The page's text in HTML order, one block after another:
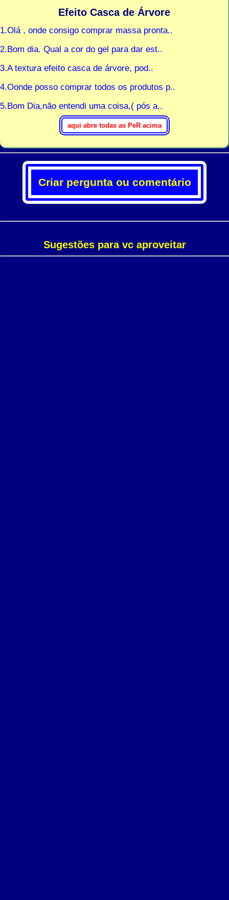
Efeito Casca de Árvore
1.Olá , onde consigo comprar massa pronta..
2.Bom dia. Qual a cor do gel para dar est..
3.A textura efeito casca de árvore, pod..
4.Oonde posso comprar todos os produtos p..
5.Bom Dia,não entendi uma coisa,( pós a..
Criar pergunta ou comentário
Sugestões para vc aproveitar